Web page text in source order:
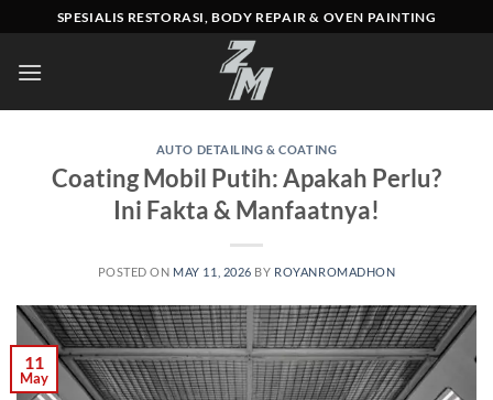
to
content
SPESIALIS RESTORASI, BODY REPAIR & OVEN PAINTING
AUTO DETAILING & COATING
Coating Mobil Putih: Apakah Perlu?
Ini Fakta & Manfaatnya!
POSTED ON MAY 11, 2026 BY ROYANROMADHON
11
May